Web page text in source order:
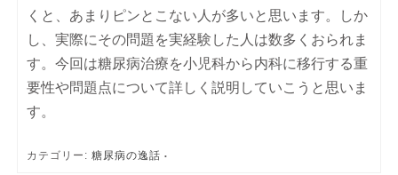
くと、あまりピンとこない人が多いと思います。しか
し、実際にその問題を実経験した人は数多くおられま
す。今回は糖尿病治療を小児科から内科に移行する重
要性や問題点について詳しく説明していこうと思いま
す。
カテゴリー: 糖尿病の逸話